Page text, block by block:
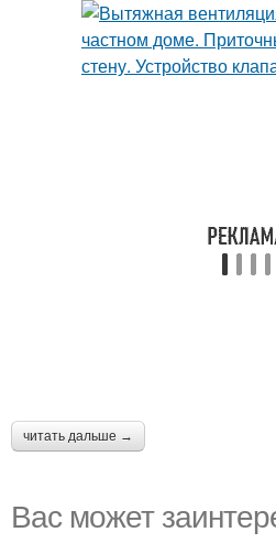
читать дальше →
Вас может